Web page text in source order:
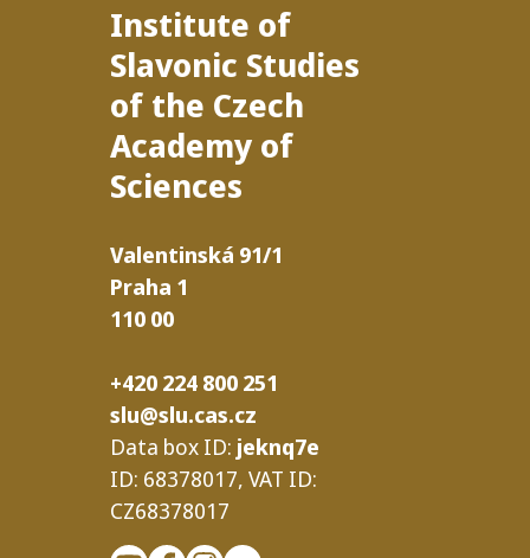
Institute of
Slavonic Studies
of the Czech
Academy of
Sciences
Valentinská 91/​1
Praha 1
110 00
+420 224 800 251
slu@slu.cas.cz
Data box ID: jeknq7e
ID: 68378017,VAT ID:
CZ68378017